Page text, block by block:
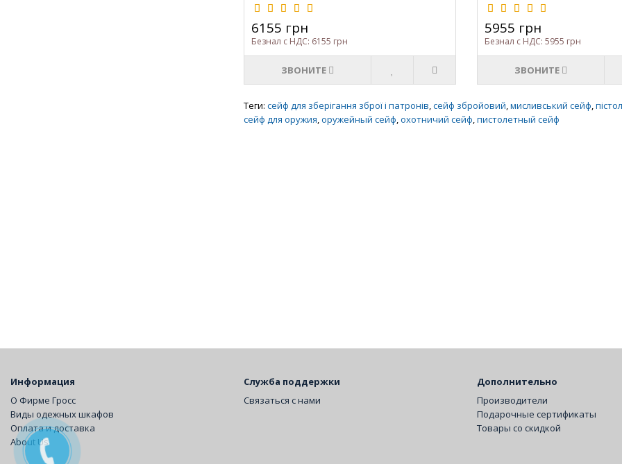
6155 грн
Безнал с НДС: 6155 грн
ЗВОНИТЕ
5955 грн
Безнал с НДС: 5955 грн
ЗВОНИТЕ
Теги: сейф для зберігання зброї і патронів,сейф збройовий,мисливський сейф,
сейф для оружия,оружейный сейф,охотничий сейф,пистолетный сейф
Информация
О Фирме Гросс
Виды одежных шкафов
Оплата и доставка
About Us
Служба поддержки
Связаться с нами
Дополнительно
Производители
Подарочные сертификаты
Товары со скидкой